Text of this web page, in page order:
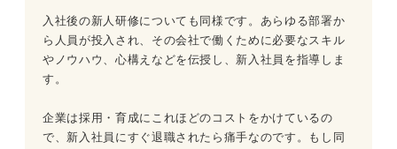
入社後の新人研修についても同様です。あらゆる部署か
ら人員が投入され、その会社で働くために必要なスキル
やノウハウ、心構えなどを伝授し、新入社員を指導しま
す。
企業は採用・育成にこれほどのコストをかけているの
で、新入社員にすぐ退職されたら痛手なのです。もし同